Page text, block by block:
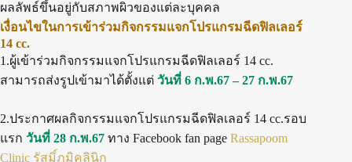
ผลลัพธ์ขึ้นอยู่กับสภาพผิวของแต่ละบุคคล
เงื่อนไขในการเข้าร่วมกิจกรรมแจกโปรแกรมฉีดฟิลเลอร์
14 cc.
1.ผู้เข้าร่วมกิจกรรมแจกโปรแกรมฉีดฟิลเลอร์ 14 cc.
สามารถส่งรูปเข้ามาได้ตั้งแต่ วันที่ 6 ก.พ.67 – 27 ก.พ.67
2.ประกาศผลกิจกรรมแจกโปรแกรมฉีดฟิลเลอร์ 14 cc.รอบ
แรก วันที่ 28 ก.พ.67 ทาง Facebook fan page Rassapoom
Clinic รัสมิ์ภูมิคลินิก